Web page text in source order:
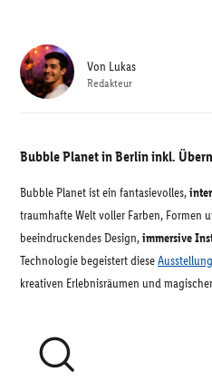
Bubble Planet in Berlin inkl.
Bubble Planet ist ein fantasievolles,
traumhafte Welt voller Farben, Formen
beeindruckendes Design,immersive
Technologie begeistert dieseAusstellung
kreativen Erlebnisräumen und
Von Lukas
Redakteur